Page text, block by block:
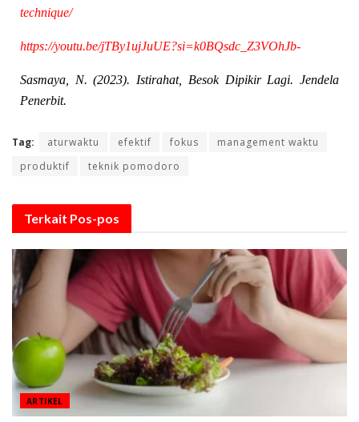
technique/
https://youtu.be/jTBy1ujJuUE?si=k0BQsdc_Z3VOhJb-
Sasmaya, N. (2023). Istirahat, Besok Dipikir Lagi. Jendela
Penerbit.
Tag: aturwaktu efektif fokus
management waktu
produktif
teknik pomodoro
Terkait Pos-pos
ARTIKEL